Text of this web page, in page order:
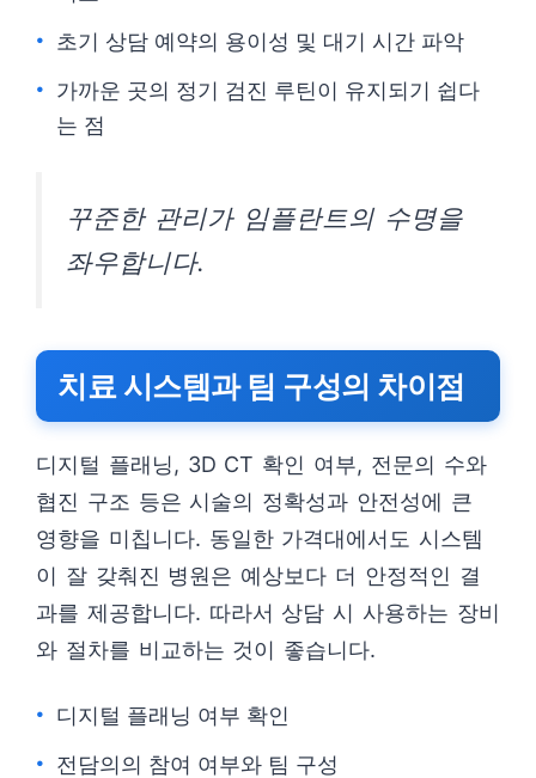
초기 상담 예약의 용이성 및 대기 시간 파악
가까운 곳의 정기 검진 루틴이 유지되기 쉽다
는 점
꾸준한 관리가 임플란트의 수명을
좌우합니다.
치료 시스템과 팀 구성의 차이점
디지털 플래닝, 3D CT 확인 여부, 전문의 수와
협진 구조 등은 시술의 정확성과 안전성에 큰
영향을 미칩니다. 동일한 가격대에서도 시스템
이 잘 갖춰진 병원은 예상보다 더 안정적인 결
과를 제공합니다. 따라서 상담 시 사용하는 장비
와 절차를 비교하는 것이 좋습니다.
디지털 플래닝 여부 확인
전담의의 참여 여부와 팀 구성